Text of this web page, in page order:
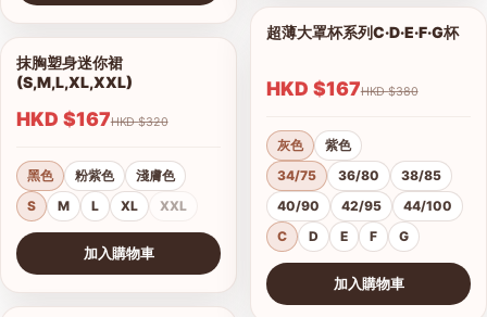
查看圖片
抹胸塑身迷你裙
(S,M,L,XL,XXL)
HKD $167 HKD $320
黑色 粉紫色
淺膚色
S
M L XL XXL
加入購物車
查看圖片
1/12
超薄大罩杯系列C·D·E·F·G杯
HKD $167 HKD $380
灰色
紫色
34/75
36/80
38/85
40/90
42/95
44/100
C
D E F G
加入購物車
查看圖片